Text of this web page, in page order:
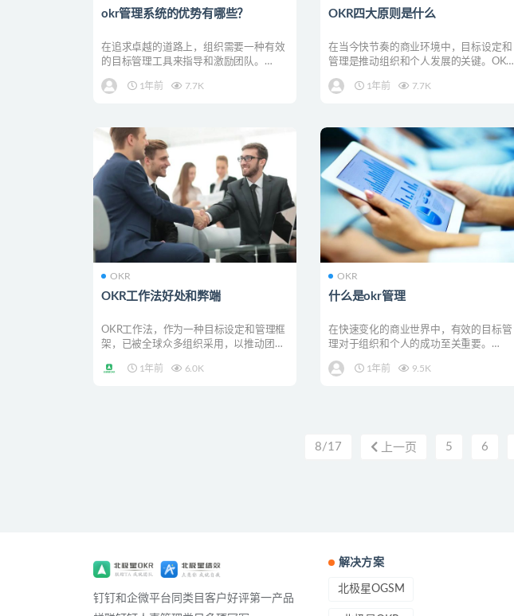
okr管理系统的优势有哪些？
在追求卓越的道路上，组织需要一种有效
的目标管理工具来指导和激励团队。
1年前
7.7K
OKR四大原则是什么
在当今快节奏的商业环境中，目标设定和
管理是推动组织和个人发展的关键。OKR
1年前
7.7K
OKR
OKR工作法好处和弊端
OKR工作法，作为一种目标设定和管理框
架，已被全球众多组织采用，以推动团队
1年前
6.0K
OKR
什么是okr管理
在快速变化的商业世界中，有效的目标管
理对于组织和个人的成功至关重要。
1年前
9.5K
8/17 上一页 5 6
钉钉和企微平台同类目客户好评第一产品
解决方案
北极星OGSM